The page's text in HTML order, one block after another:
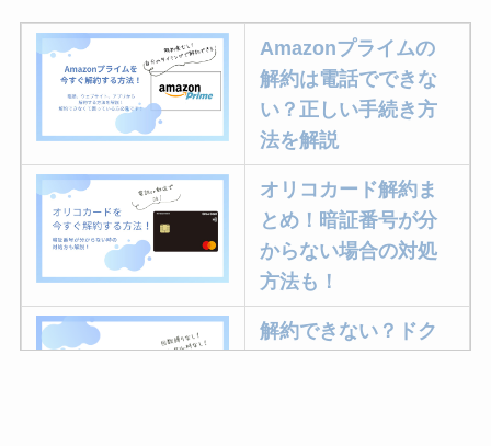
Amazonプライムの
解約は電話でできな
い？正しい手続き方
法を解説
オリコカード解約ま
とめ！暗証番号が分
からない場合の対処
方法も！
解約できない？ドク